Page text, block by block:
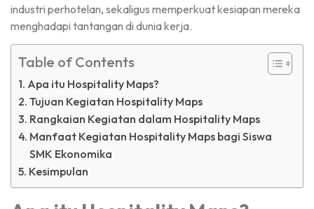
industri perhotelan, sekaligus memperkuat kesiapan mereka
menghadapi tantangan di dunia kerja.
Table of Contents
Apa itu Hospitality Maps?
Tujuan Kegiatan Hospitality Maps
Rangkaian Kegiatan dalam Hospitality Maps
Manfaat Kegiatan Hospitality Maps bagi Siswa
SMK Ekonomika
Kesimpulan